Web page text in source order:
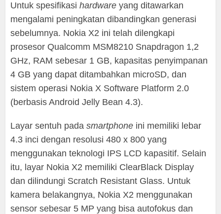
Untuk spesifikasihardware yang ditawarkan
mengalami peningkatan dibandingkan generasi
sebelumnya. Nokia X2 ini telah dilengkapi
prosesor Qualcomm MSM8210 Snapdragon 1,2
GHz, RAM sebesar 1 GB, kapasitas penyimpanan
4 GB yang dapat ditambahkan microSD, dan
sistem operasi Nokia X Software Platform 2.0
(berbasis Android Jelly Bean 4.3).
Layar sentuh padasmartphone ini memiliki lebar
4.3 inci dengan resolusi 480 x 800 yang
menggunakan teknologi IPS LCD kapasitif. Selain
itu, layar Nokia X2 memiliki ClearBlack Display
dan dilindungi Scratch Resistant Glass. Untuk
kamera belakangnya, Nokia X2 menggunakan
sensor sebesar 5 MP yang bisa autofokus dan